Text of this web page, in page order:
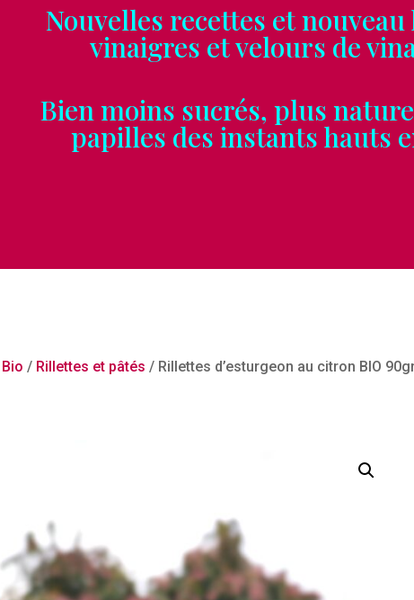
Nouvelles recettes et nouveau
vinaigres et velours de
Bien moins sucrés, plus
papilles des instants hauts
Bio / Rillettes et pâtés / Rillettes d’esturgeon au citron BIO